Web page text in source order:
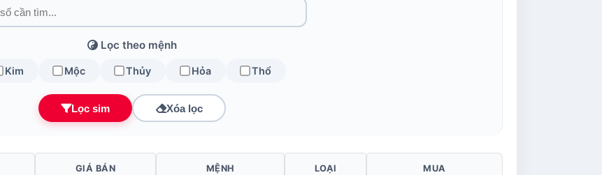
Lọc theo mệnh
Kim Mộc Thủy Hỏa Thổ
Lọc sim Xóa lọc
GIÁ BÁN MỆNH LOẠI MUA